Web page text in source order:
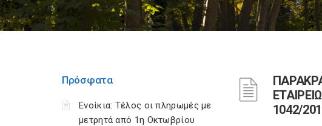
Πρόσφατα
Ενοίκια: Τέλος οι πληρωμές με
μετρητά από 1η Οκτωβρίου
1042/